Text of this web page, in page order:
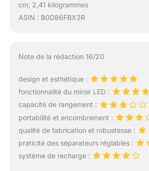
cm; 2,41 kilogrammes
ASIN : B0D86FBX3R
Note de la rédaction 16/20
design et esthétique :
fonctionnalité du miroir LED :
capacité de rangement :
portabilité et encombrement :
qualité de fabrication et robustesse :
praticité des séparateurs réglables :
système de recharge :